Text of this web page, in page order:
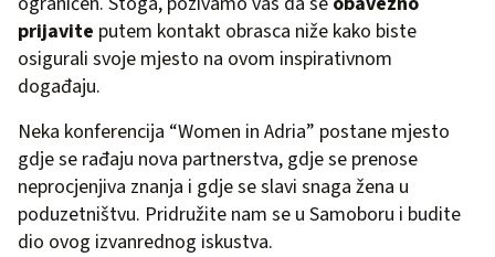
prijavite putem kontakt obrasca niže kako biste
osigurali svoje mjesto na ovom inspirativnom
događaju.
Neka konferencija “Women in Adria” postane mjesto
gdje se rađaju nova partnerstva, gdje se prenose
neprocjenjiva znanja i gdje se slavi snaga žena u
poduzetništvu. Pridružite nam se u Samoboru i budite
dio ovog izvanrednog iskustva.